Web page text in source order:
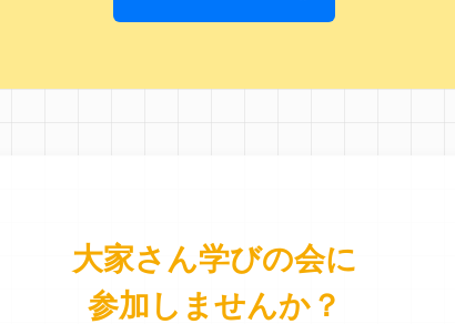
大家さん学びの会に
参加しませんか？